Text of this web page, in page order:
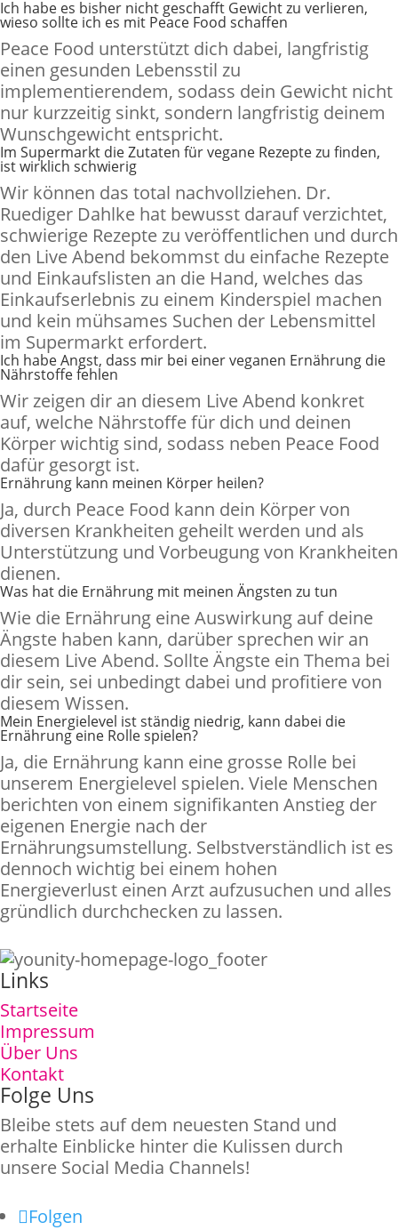
Ich habe es bisher nicht geschafft Gewicht zu verlieren,
wieso sollte ich es mit Peace Food schaffen
Peace Food unterstützt dich dabei, langfristig
einen gesunden Lebensstil zu
implementierendem, sodass dein Gewicht nicht
nur kurzzeitig sinkt, sondern langfristig deinem
Wunschgewicht entspricht.
Im Supermarkt die Zutaten für vegane Rezepte zu finden,
ist wirklich schwierig
Wir können das total nachvollziehen. Dr.
Ruediger Dahlke hat bewusst darauf verzichtet,
schwierige Rezepte zu veröffentlichen und durch
den Live Abend bekommst du einfache Rezepte
und Einkaufslisten an die Hand, welches das
Einkaufserlebnis zu einem Kinderspiel machen
und kein mühsames Suchen der Lebensmittel
im Supermarkt erfordert.
Ich habe Angst, dass mir bei einer veganen Ernährung die
Nährstoffe fehlen
Wir zeigen dir an diesem Live Abend konkret
auf, welche Nährstoffe für dich und deinen
Körper wichtig sind, sodass neben Peace Food
dafür gesorgt ist.
Ernährung kann meinen Körper heilen?
Ja, durch Peace Food kann dein Körper von
diversen Krankheiten geheilt werden und als
Unterstützung und Vorbeugung von Krankheiten
dienen.
Was hat die Ernährung mit meinen Ängsten zu tun
Wie die Ernährung eine Auswirkung auf deine
Ängste haben kann, darüber sprechen wir an
diesem Live Abend. Sollte Ängste ein Thema bei
dir sein, sei unbedingt dabei und profitiere von
diesem Wissen.
Mein Energielevel ist ständig niedrig, kann dabei die
Ernährung eine Rolle spielen?
Ja, die Ernährung kann eine grosse Rolle bei
unserem Energielevel spielen. Viele Menschen
berichten von einem signifikanten Anstieg der
eigenen Energie nach der
Ernährungsumstellung. Selbstverständlich ist es
dennoch wichtig bei einem hohen
Energieverlust einen Arzt aufzusuchen und alles
gründlich durchchecken zu lassen.
Links
Startseite
Impressum
Über Uns
Kontakt
Folge Uns
Bleibe stets auf dem neuesten Stand und
erhalte Einblicke hinter die Kulissen durch
unsere Social Media Channels!
Folgen